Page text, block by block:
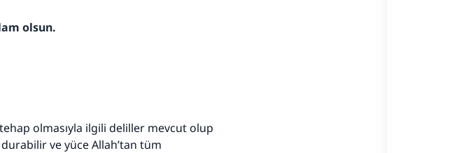
olsun.
olmasıyla ilgili deliller mevcut olup
ve yüce Allah’tan tüm